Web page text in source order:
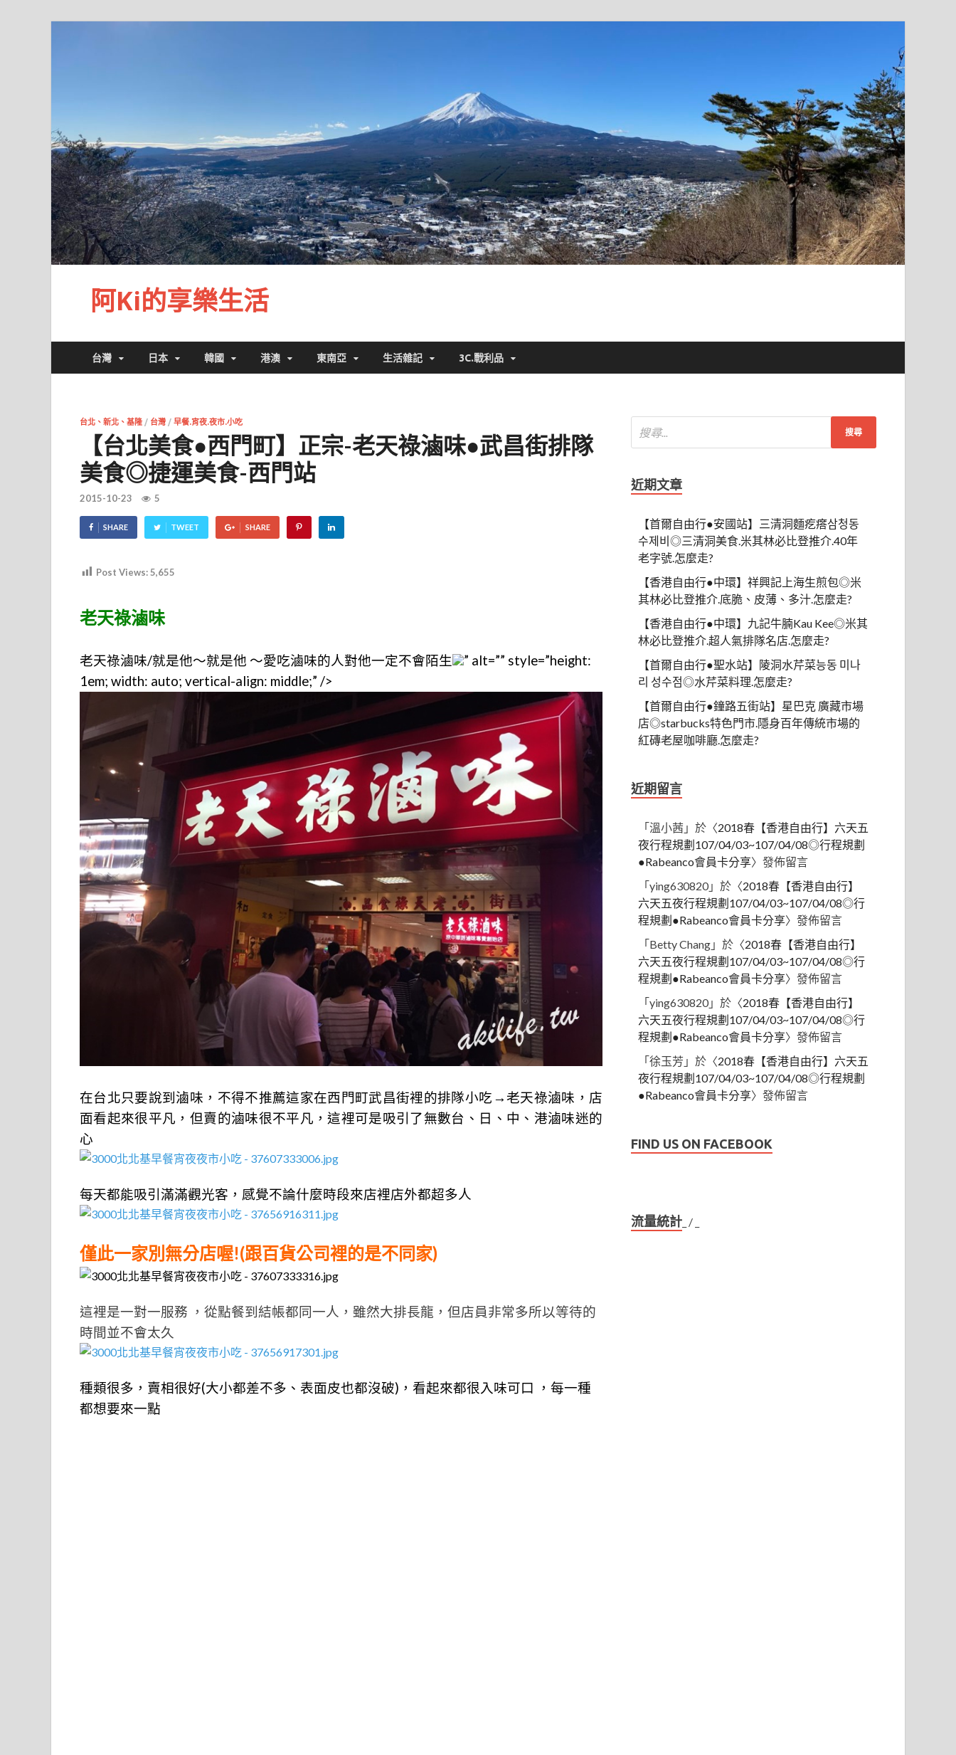
阿Ki的享樂生活
台灣 日本 韓國 港澳 東南亞 生活雜記 3C.戰利品
台北、新北、基隆 / 台灣 / 早餐.宵夜.夜市.小吃
【台北美食●西門町】正宗-老天祿滷味●武昌街排隊
美食◎捷運美食-西門站
2015-10-23 5
SHARE TWEET SHARE
Post Views:5,655
老天祿滷味
老天祿滷味/就是他～就是他 ～愛吃滷味的人對他一定不會陌生
” alt=”” style=”height:
1em; width: auto; vertical-align: middle;” />
在台北只要說到滷味，不得不推薦這家在西門町武昌街裡的排隊小吃→老天祿滷味，店
面看起來很平凡，但賣的滷味很不平凡，這裡可是吸引了無數台、日、中、港滷味迷的
心
每天都能吸引滿滿觀光客，感覺不論什麼時段來店裡店外都超多人
僅此一家別無分店喔!(跟百貨公司裡的是不同家)
這裡是一對一服務 ，從點餐到結帳都同一人，雖然大排長龍，但店員非常多所以等待的
時間並不會太久
種類很多，賣相很好(大小都差不多、表面皮也都沒破)，看起來都很入味可口 ，每一種
都想要來一點
近期文章
【首爾自由行●安國站】三清洞麵疙瘩삼청동
수제비◎三清洞美食.米其林必比登推介.40年
老字號.怎麼走?
【香港自由行●中環】祥興記上海生煎包◎米
其林必比登推介.底脆、皮薄、多汁.怎麼走?
【香港自由行●中環】九記牛腩Kau Kee◎米其
林必比登推介.超人氣排隊名店.怎麼走?
【首爾自由行●聖水站】陵洞水芹菜능동 미나
리 성수점◎水芹菜料理.怎麼走?
【首爾自由行●鐘路五街站】星巴克 廣藏市場
店◎starbucks特色門市.隱身百年傳統市場的
紅磚老屋咖啡廳.怎麼走?
近期留言
「 溫小茜 」於〈2018春【香港自由行】六天五
夜行程規劃107/04/03~107/04/08◎行程規劃
●Rabeanco會員卡分享〉發佈留言
「ying630820 」於〈2018春【香港自由行】
六天五夜行程規劃107/04/03~107/04/08◎行
程規劃●Rabeanco會員卡分享〉發佈留言
「 Betty Chang 」於〈2018春【香港自由行】
六天五夜行程規劃107/04/03~107/04/08◎行
程規劃●Rabeanco會員卡分享〉發佈留言
「ying630820 」於〈2018春【香港自由行】
六天五夜行程規劃107/04/03~107/04/08◎行
程規劃●Rabeanco會員卡分享〉發佈留言
「徐玉芳 」於〈2018春【香港自由行】六天五
夜行程規劃107/04/03~107/04/08◎行程規劃
●Rabeanco會員卡分享〉發佈留言
FIND US ON FACEBOOK
流量統計 /